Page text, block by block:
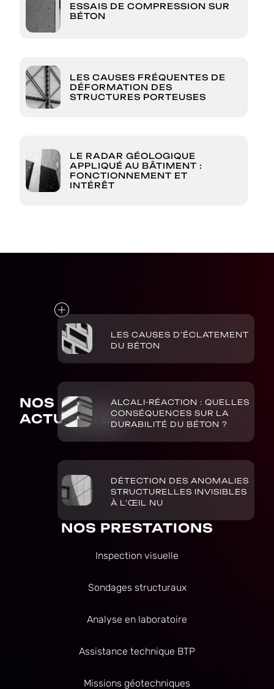
ESSAIS DE COMPRESSION SUR
BÉTON
LES CAUSES FRÉQUENTES DE
DÉFORMATION DES
STRUCTURES PORTEUSES
LE RADAR GÉOLOGIQUE
APPLIQUÉ AU BÂTIMENT :
FONCTIONNEMENT ET
INTÉRÊT
NOS
ACTUALITÉS
LES CAUSES D’ÉCLATEMENT
DU BÉTON
ALCALI-RÉACTION : QUELLES
CONSÉQUENCES SUR LA
DURABILITÉ DU BÉTON ?
DÉTECTION DES ANOMALIES
STRUCTURELLES INVISIBLES
À L’ŒIL NU
NOS PRESTATIONS
Inspection visuelle
Sondages structuraux
Analyse en laboratoire
Assistance technique BTP
Missions géotechniques